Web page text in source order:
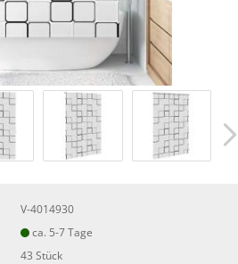
V-4014930
ca. 5-7 Tage
43Stück